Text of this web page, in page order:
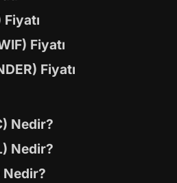
Fiyatı
Fiyatı
Fiyatı
Nedir?
Nedir?
Nedir?